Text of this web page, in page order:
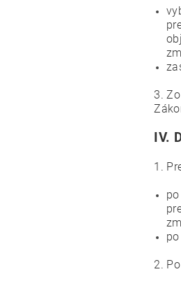
3.
IV.
1.
2.